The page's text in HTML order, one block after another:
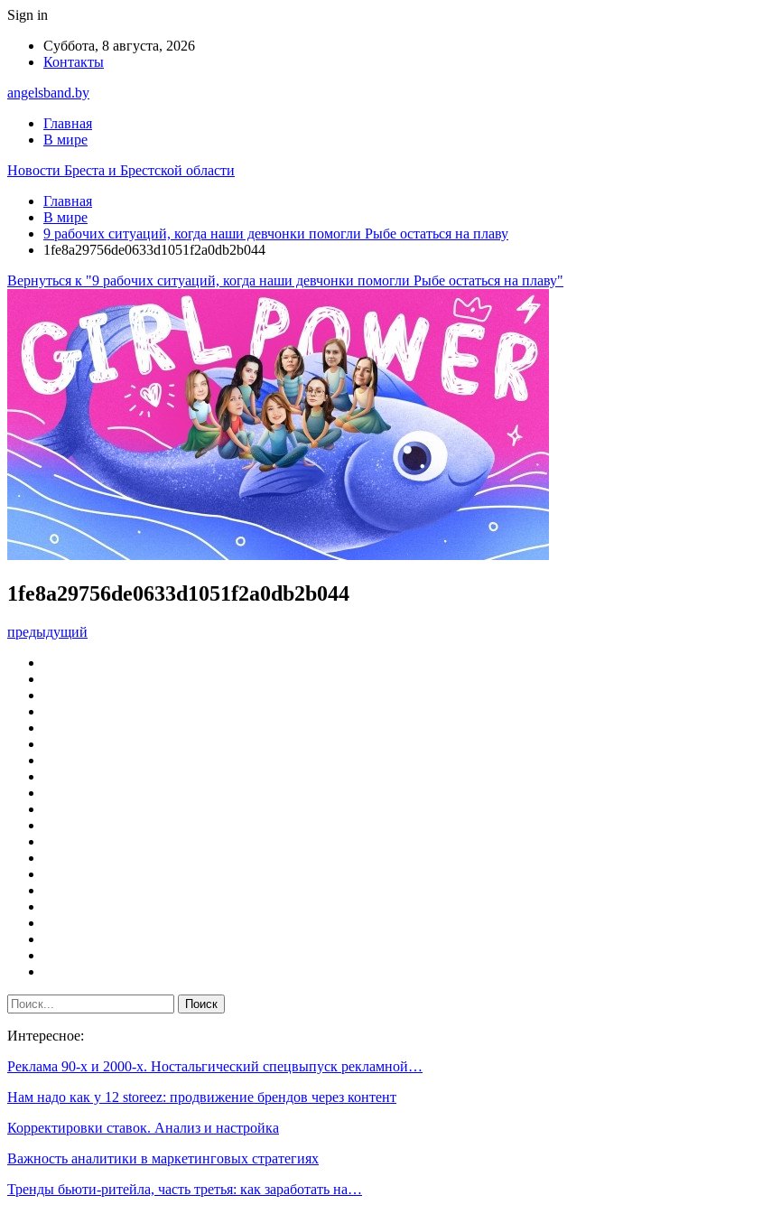
Sign in
Суббота, 8 августа, 2026
Контакты
angelsband.by
Главная
В мире
Новости Бреста и Брестской области
Главная
В мире
9 рабочих ситуаций, когда наши девчонки помогли Рыбе остаться на плаву
1fe8a29756de0633d1051f2a0db2b044
Вернуться к "9 рабочих ситуаций, когда наши девчонки помогли Рыбе остаться на плаву"
1fe8a29756de0633d1051f2a0db2b044
предыдущий
Интересное:
Реклама 90-х и 2000-х. Ностальгический спецвыпуск рекламной…
Нам надо как у 12 storeez: продвижение брендов через контент
Корректировки ставок. Анализ и настройка
​Важность аналитики в маркетинговых стратегиях
Тренды бьюти-ритейла, часть третья: как заработать на…